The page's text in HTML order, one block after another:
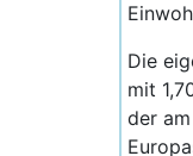
Die
mit
der